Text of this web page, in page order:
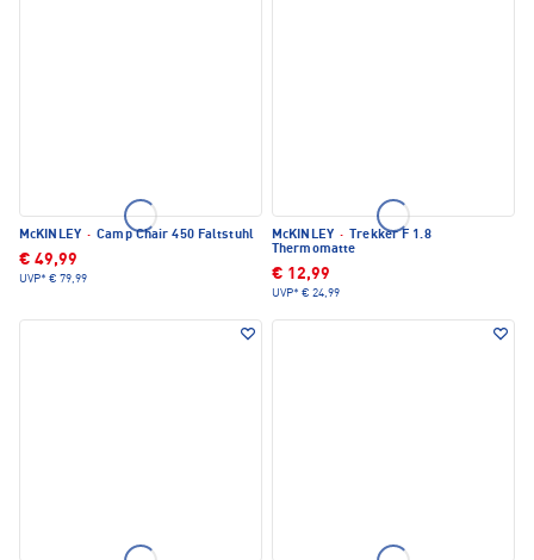
McKINLEY · Camp Chair 450 Faltstuhl
€ 49,99
UVP* € 79,99
McKINLEY ·
Trekker F 1.8
Thermomatte
€ 12,99
UVP* € 24,99